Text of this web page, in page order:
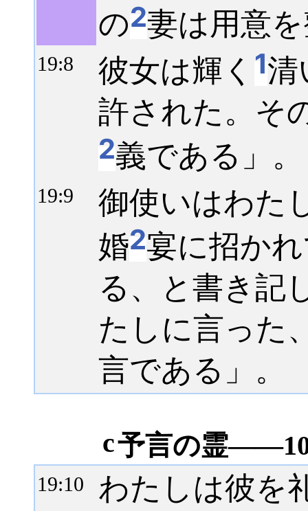
の2妻は用意
19:8 彼女は輝く 1清
許された。そ
2義である」。
19:9
御使いはわた
婚2宴に招か
る、と書き記
たしに言った
言である」。
c予言の霊
19:10
わたしは彼を